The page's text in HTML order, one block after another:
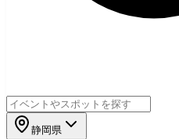
静岡県